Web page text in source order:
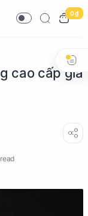
0 ₫
cao cấp giá